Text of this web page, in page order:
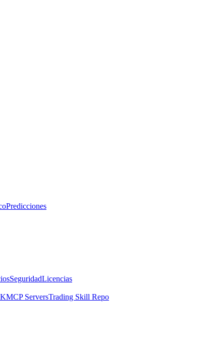
Predicciones
SeguridadLicencias
MCP ServersTrading Skill Repo